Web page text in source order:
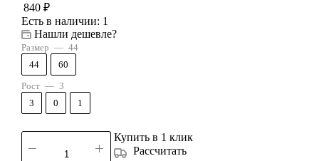
840 ₽
Есть в наличии: 1
Нашли дешевле?
Размер — 44
44 60
Рост — 3
3 0 1
Купить в 1 клик
Рассчитать